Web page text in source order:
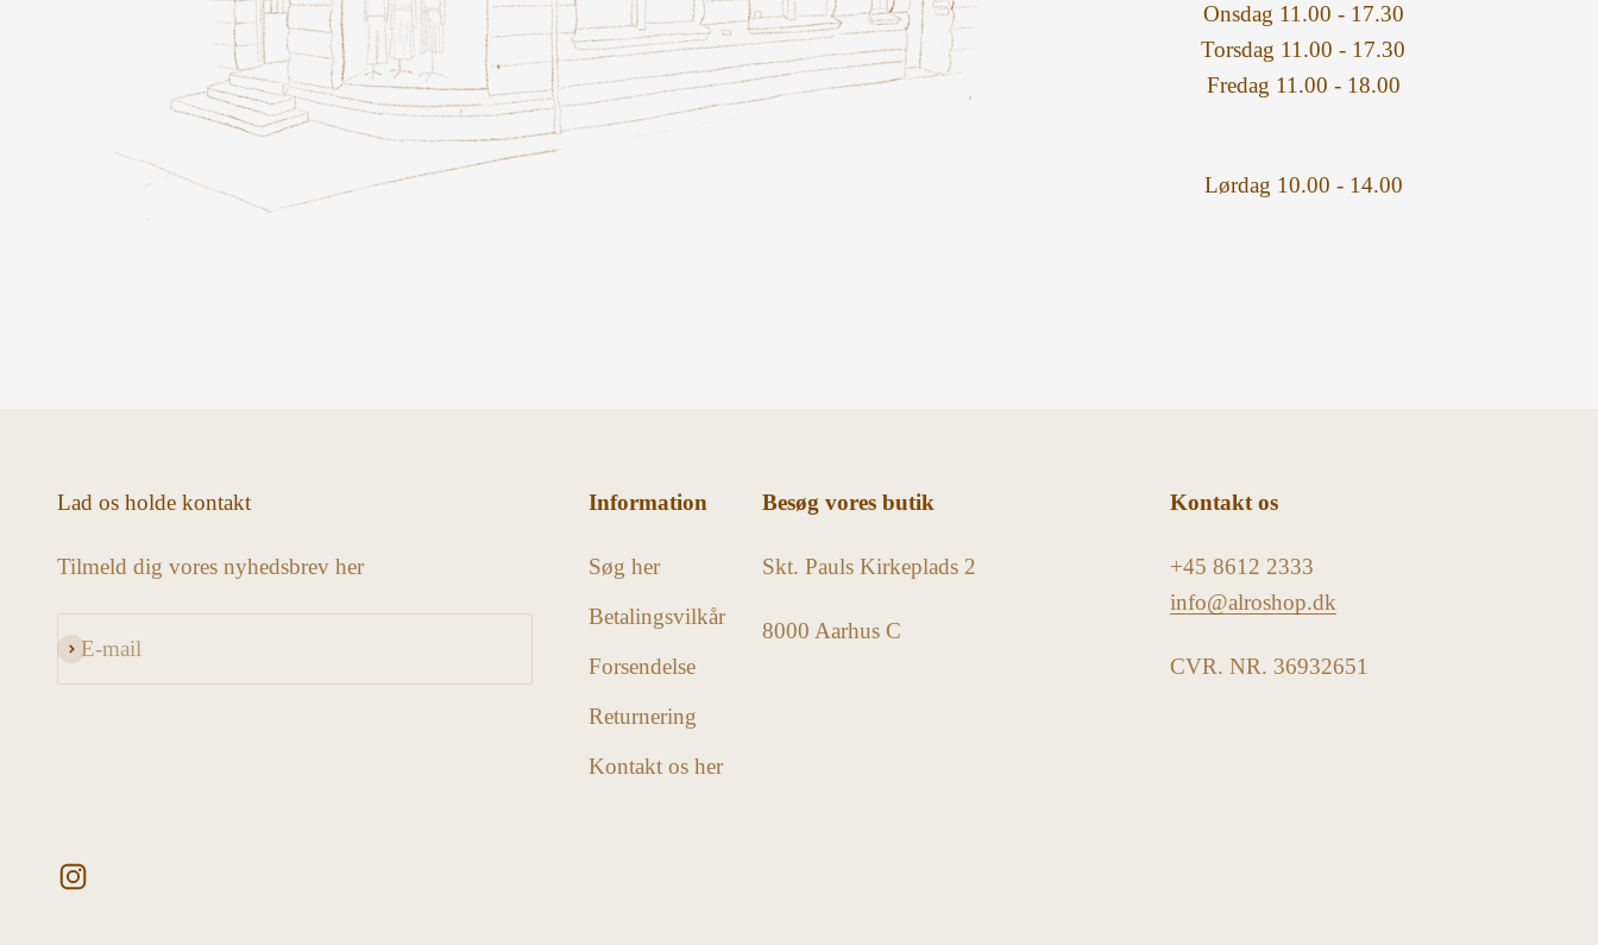
Onsdag 11.00 - 17.30
Torsdag 11.00 - 17.30
Fredag 11.00 - 18.00
Lørdag 10.00 - 14.00
Lad os holde kontakt
Tilmeld dig vores nyhedsbrev her
E-mail
Abonnér
Information
Søg her
Betalingsvilkår
Forsendelse
Returnering
Kontakt os her
Besøg vores butik
Skt. Pauls Kirkeplads 2
8000 Aarhus C
Kontakt os
+45 8612 2333
info@alroshop.dk
CVR. NR. 36932651